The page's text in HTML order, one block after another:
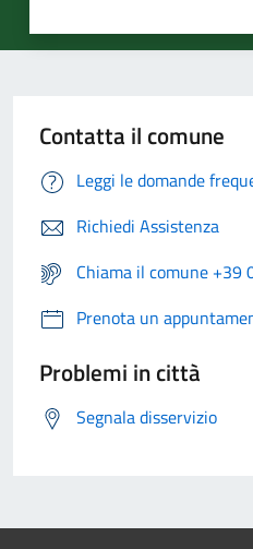
Contatta il comune
Leggi le domande
Richiedi Assistenza
Chiama il comune +39
Prenota un
Problemi in città
Segnala disservizio